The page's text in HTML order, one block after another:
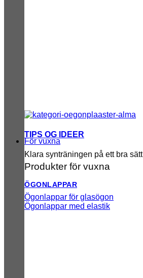
TIPS OG IDEER
Klara synträningen på ett bra sätt
För vuxna
Produkter för vuxna
ÖGONLAPPAR
Ögonlappar för glasögon
Ögonlappar med elastik